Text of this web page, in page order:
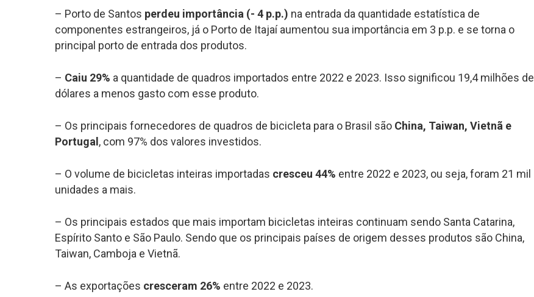
– Porto de Santos perdeu importância (- 4 p.p.) na entrada da quantidade estatística de
componentes estrangeiros, já o Porto de Itajaí aumentou sua importância em 3 p.p. e se torna o
principal porto de entrada dos produtos.
– Caiu 29% a quantidade de quadros importados entre 2022 e 2023. Isso significou 19,4 milhões de
dólares a menos gasto com esse produto.
– Os principais fornecedores de quadros de bicicleta para o Brasil são China, Taiwan, Vietnã e
Portugal , com 97% dos valores investidos.
– O volume de bicicletas inteiras importadas cresceu 44% entre 2022 e 2023, ou seja, foram 21 mil
unidades a mais.
– Os principais estados que mais importam bicicletas inteiras continuam sendo Santa Catarina,
Espírito Santo e São Paulo. Sendo que os principais países de origem desses produtos são China,
Taiwan, Camboja e Vietnã.
– As exportações cresceram 26% entre 2022 e 2023.